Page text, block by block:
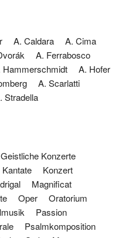
A. Caldara
A. Cima
A. Ferrabosco
Hammerschmidt
A. Hofer
A. Scarlatti
Stradella
Geistliche Konzerte
Kantate
Konzert
Magnificat
Oper
Oratorium
Passion
Psalmkomposition